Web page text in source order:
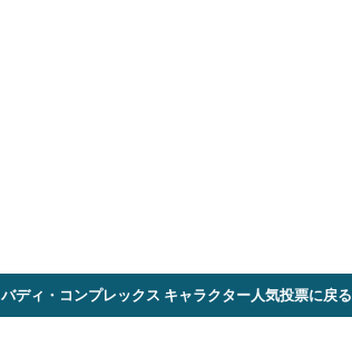
バディ・コンプレックス キャラクター人気投票に戻る